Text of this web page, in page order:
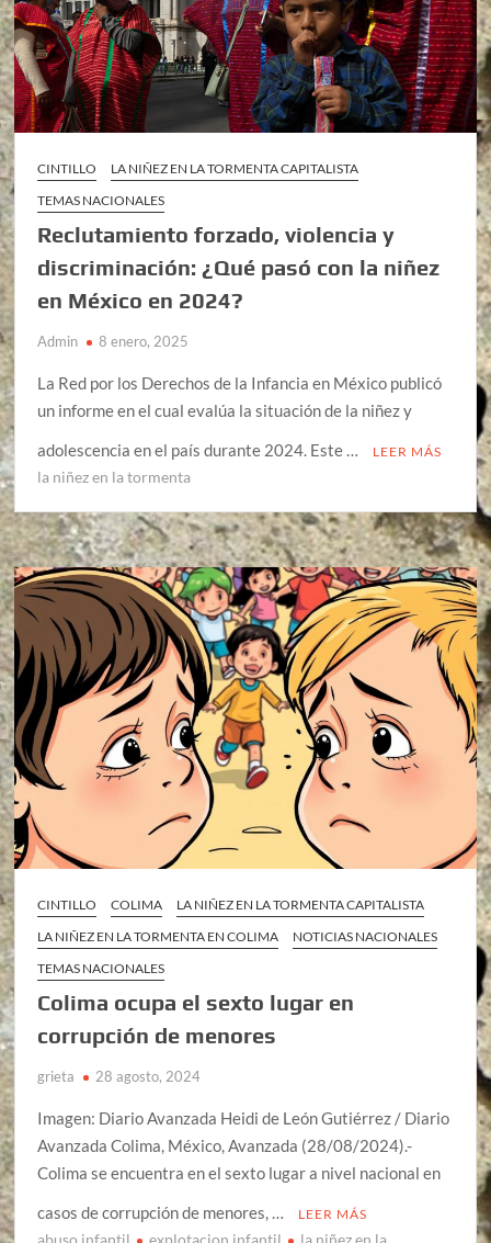
CINTILLO
LA NIÑEZ EN LA TORMENTA CAPITALISTA
TEMAS NACIONALES
Reclutamiento forzado, violencia y
discriminación: ¿Qué pasó con la niñez
en México en 2024?
Admin 8 enero, 2025
La Red por los Derechos de la Infancia en México publicó
un informe en el cual evalúa la situación de la niñez y
adolescencia en el país durante 2024. Este …
LEER MÁS
la niñez en la tormenta
CINTILLO COLIMA
LA NIÑEZ EN LA TORMENTA CAPITALISTA
LA NIÑEZ EN LA TORMENTA EN COLIMA
NOTICIAS NACIONALES
TEMAS NACIONALES
Colima ocupa el sexto lugar en
corrupción de menores
grieta 28 agosto, 2024
Imagen: Diario Avanzada Heidi de León Gutiérrez / Diario
Avanzada Colima, México, Avanzada (28/08/2024).-
Colima se encuentra en el sexto lugar a nivel nacional en
casos de corrupción de menores, …
LEER MÁS
abuso infantil explotacion infantil la niñez en la